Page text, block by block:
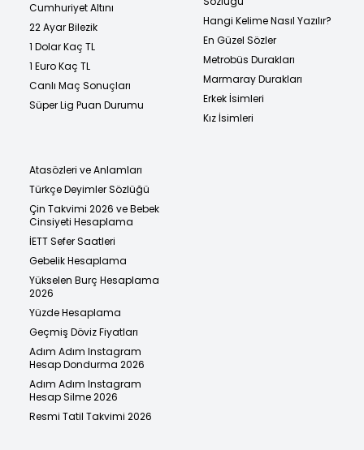
Cumhuriyet Altını
22 Ayar Bilezik
1 Dolar Kaç TL
1 Euro Kaç TL
Canlı Maç Sonuçları
Süper Lig Puan Durumu
Hangi Kelime Nasıl Yazılır?
En Güzel Sözler
Metrobüs Durakları
Marmaray Durakları
Erkek İsimleri
Kız İsimleri
Atasözleri ve Anlamları
Türkçe Deyimler Sözlüğü
Çin Takvimi 2026 ve Bebek
Cinsiyeti Hesaplama
İETT Sefer Saatleri
Gebelik Hesaplama
Yükselen Burç Hesaplama
2026
Yüzde Hesaplama
Geçmiş Döviz Fiyatları
Adım Adım Instagram
Hesap Dondurma 2026
Adım Adım Instagram
Hesap Silme 2026
Resmi Tatil Takvimi 2026